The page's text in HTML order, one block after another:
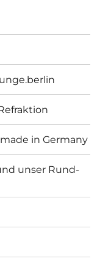
in Germany
unser Rund-